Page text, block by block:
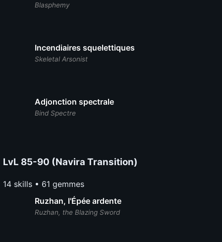
Blasphemy
Incendiaires squelettiques
Skeletal Arsonist
Adjonction spectrale
Bind Spectre
LvL 85-90 (Navira Transition)
14 skills • 61 gemmes
Ruzhan, l'Épée ardente
Ruzhan, the Blazing Sword